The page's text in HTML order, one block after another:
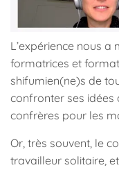
L’expérience nous a
formatrices et
shifumien(ne)s de
confronter ses idées
confrères pour les
Or, très souvent, le
travailleur solitaire,